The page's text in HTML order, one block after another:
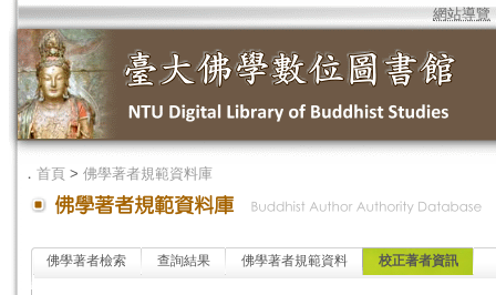
網站導覽
． 首頁 > 佛學著者規範資料庫
佛學著者檢索 查詢結果 佛學著者規範資料 校正著者資訊